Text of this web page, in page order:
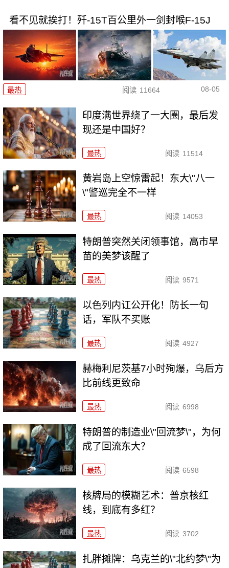
看不见就挨打！歼-15T百公里外一剑封喉F-15J
最热 阅读 11664 08-05
印度满世界绕了一大圈，最后发
现还是中国好？
最热 阅读 11514
黄岩岛上空惊雷起！东大\"八一
\"警巡完全不一样
最热 阅读 14053
特朗普突然关闭领事馆，高市早
苗的美梦该醒了
最热 阅读 9571
以色列内讧公开化！防长一句
话，军队不买账
最热 阅读 4927
赫梅利尼茨基7小时殉爆，乌后方
比前线更致命
最热 阅读 6998
特朗普的制造业\"回流梦\"，为何
成了回流东大？
最热 阅读 6598
核牌局的模糊艺术：普京核红
线，到底有多红？
最热 阅读 3702
扎胖摊牌：乌克兰的\"北约梦\"为